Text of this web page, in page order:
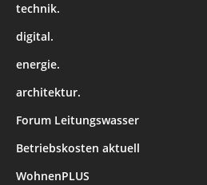
technik.
digital.
energie.
architektur.
Forum Leitungswasser
Betriebskosten aktuell
WohnenPLUS